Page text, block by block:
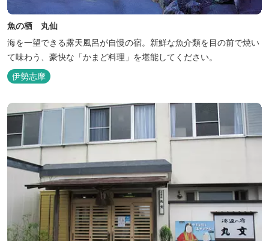
魚の栖 丸仙
海を一望できる露天風呂が自慢の宿。新鮮な魚介類を目の前で焼い
て味わう、豪快な「かまど料理」を堪能してください。
伊勢志摩